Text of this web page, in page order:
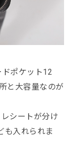
ポケット12
と大容量なのが
シートが分け
も入れられま